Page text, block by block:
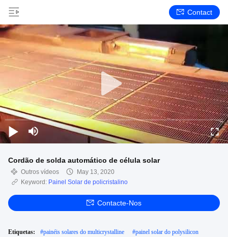
Contact
Cordão de solda automático de célula solar
Outros vídeos
May 13, 2020
Keyword: Painel Solar de policristalino
Contacte-Nos
Etiquetas: #painéis solares do multicrystalline #painel solar do polysilicon